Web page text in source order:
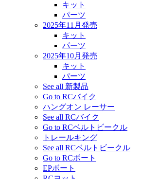
キット
パーツ
2025年11月発売
キット
パーツ
2025年10月発売
キット
パーツ
See all 新製品
Go to RCバイク
ハングオン レーサー
See all RCバイク
Go to RCベルトビークル
トレールキング
See all RCベルトビークル
Go to RCボート
EPボート